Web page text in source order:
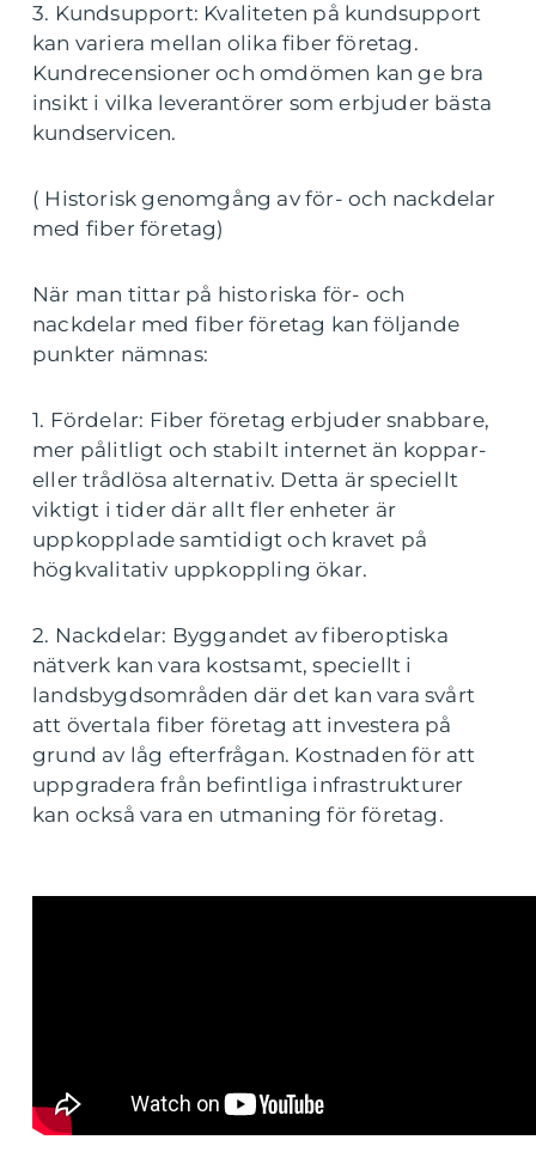
3. Kundsupport: Kvaliteten på kundsupport
kan variera mellan olika fiber företag.
Kundrecensioner och omdömen kan ge bra
insikt i vilka leverantörer som erbjuder bästa
kundservicen.
( Historisk genomgång av för- och nackdelar
med fiber företag)
När man tittar på historiska för- och
nackdelar med fiber företag kan följande
punkter nämnas:
1. Fördelar: Fiber företag erbjuder snabbare,
mer pålitligt och stabilt internet än koppar-
eller trådlösa alternativ. Detta är speciellt
viktigt i tider där allt fler enheter är
uppkopplade samtidigt och kravet på
högkvalitativ uppkoppling ökar.
2. Nackdelar: Byggandet av fiberoptiska
nätverk kan vara kostsamt, speciellt i
landsbygdsområden där det kan vara svårt
att övertala fiber företag att investera på
grund av låg efterfrågan. Kostnaden för att
uppgradera från befintliga infrastrukturer
kan också vara en utmaning för företag.